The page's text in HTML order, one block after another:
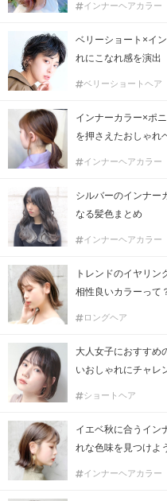
インナーヘアカラー
ベリーショート×イ
れにこなれ感を演出
ベリーショートヘア
インナーカラー×ポ
を押さえたおしゃれ
インナーヘアカラー
シルバーのインナー
なる髪色まとめ
インナーヘアカラー
トレンドのイヤリン
相性良いカラーって
ロングヘア
大人女子におすすめ
いおしゃれにチャレ
ショートヘア
イエベ秋に合うイン
れな色味を見つけよ
インナーヘアカラー